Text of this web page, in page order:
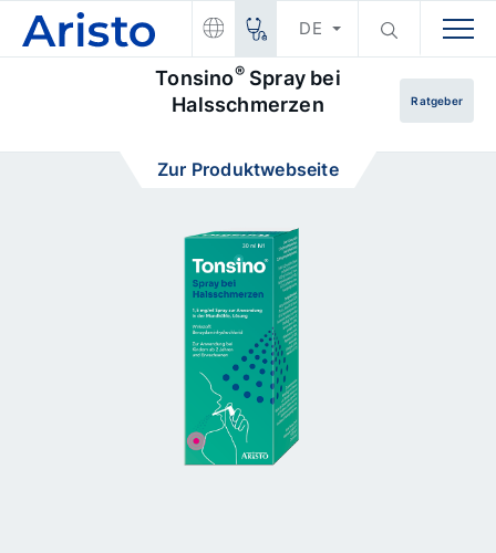
DE
Tonsino®Spray bei
Halsschmerzen
Ratgeber
Zur Produktwebseite